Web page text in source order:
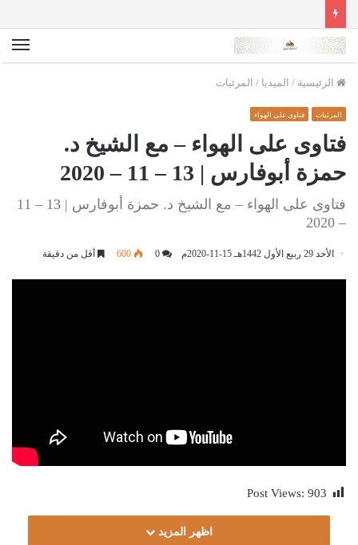
الرئيسية / الميديا / المرئيات
المرئيات فتاوى على الهواء
فتاوى على الهواء – مع الشيخ د.
حمزة أبوفارس | 13 – 11 – 2020
فتاوى على الهواء – مع الشيخ د. حمزة أبوفارس | 13 – 11
– 2020
الأحد 29 ربيع الأول 1442هـ 15-11-2020م 0
600 أقل من دقيقة
Post Views: 903
اظهر المزيد